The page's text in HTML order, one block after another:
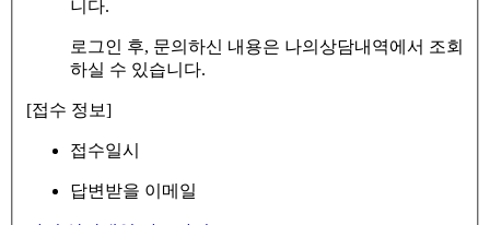
니다.
로그인 후, 문의하신 내용은 나의상담내역에서 조회
하실 수 있습니다.
[접수 정보]
접수일시
답변받을 이메일